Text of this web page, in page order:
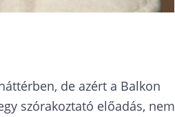
de azért a Balkon
szórakoztató előadás, nem